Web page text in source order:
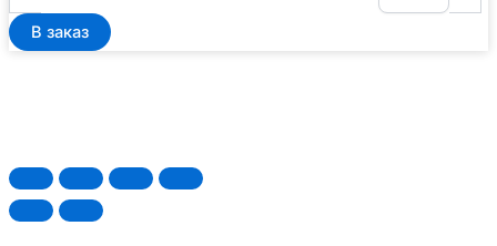
В заказ